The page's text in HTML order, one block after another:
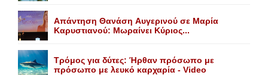
Aπάντηση Θανάση Aυγερινού σε Mαρία
Kαρυστιανού: Mωραίνει Kύριος...
Τρόμος για δύτες: Ήρθαν πρόσωπο με
πρόσωπο με λευκό καρχαρία - Video